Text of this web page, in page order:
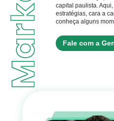
capital paulista.
estratégias, cara a
conheça alguns
Fale com a